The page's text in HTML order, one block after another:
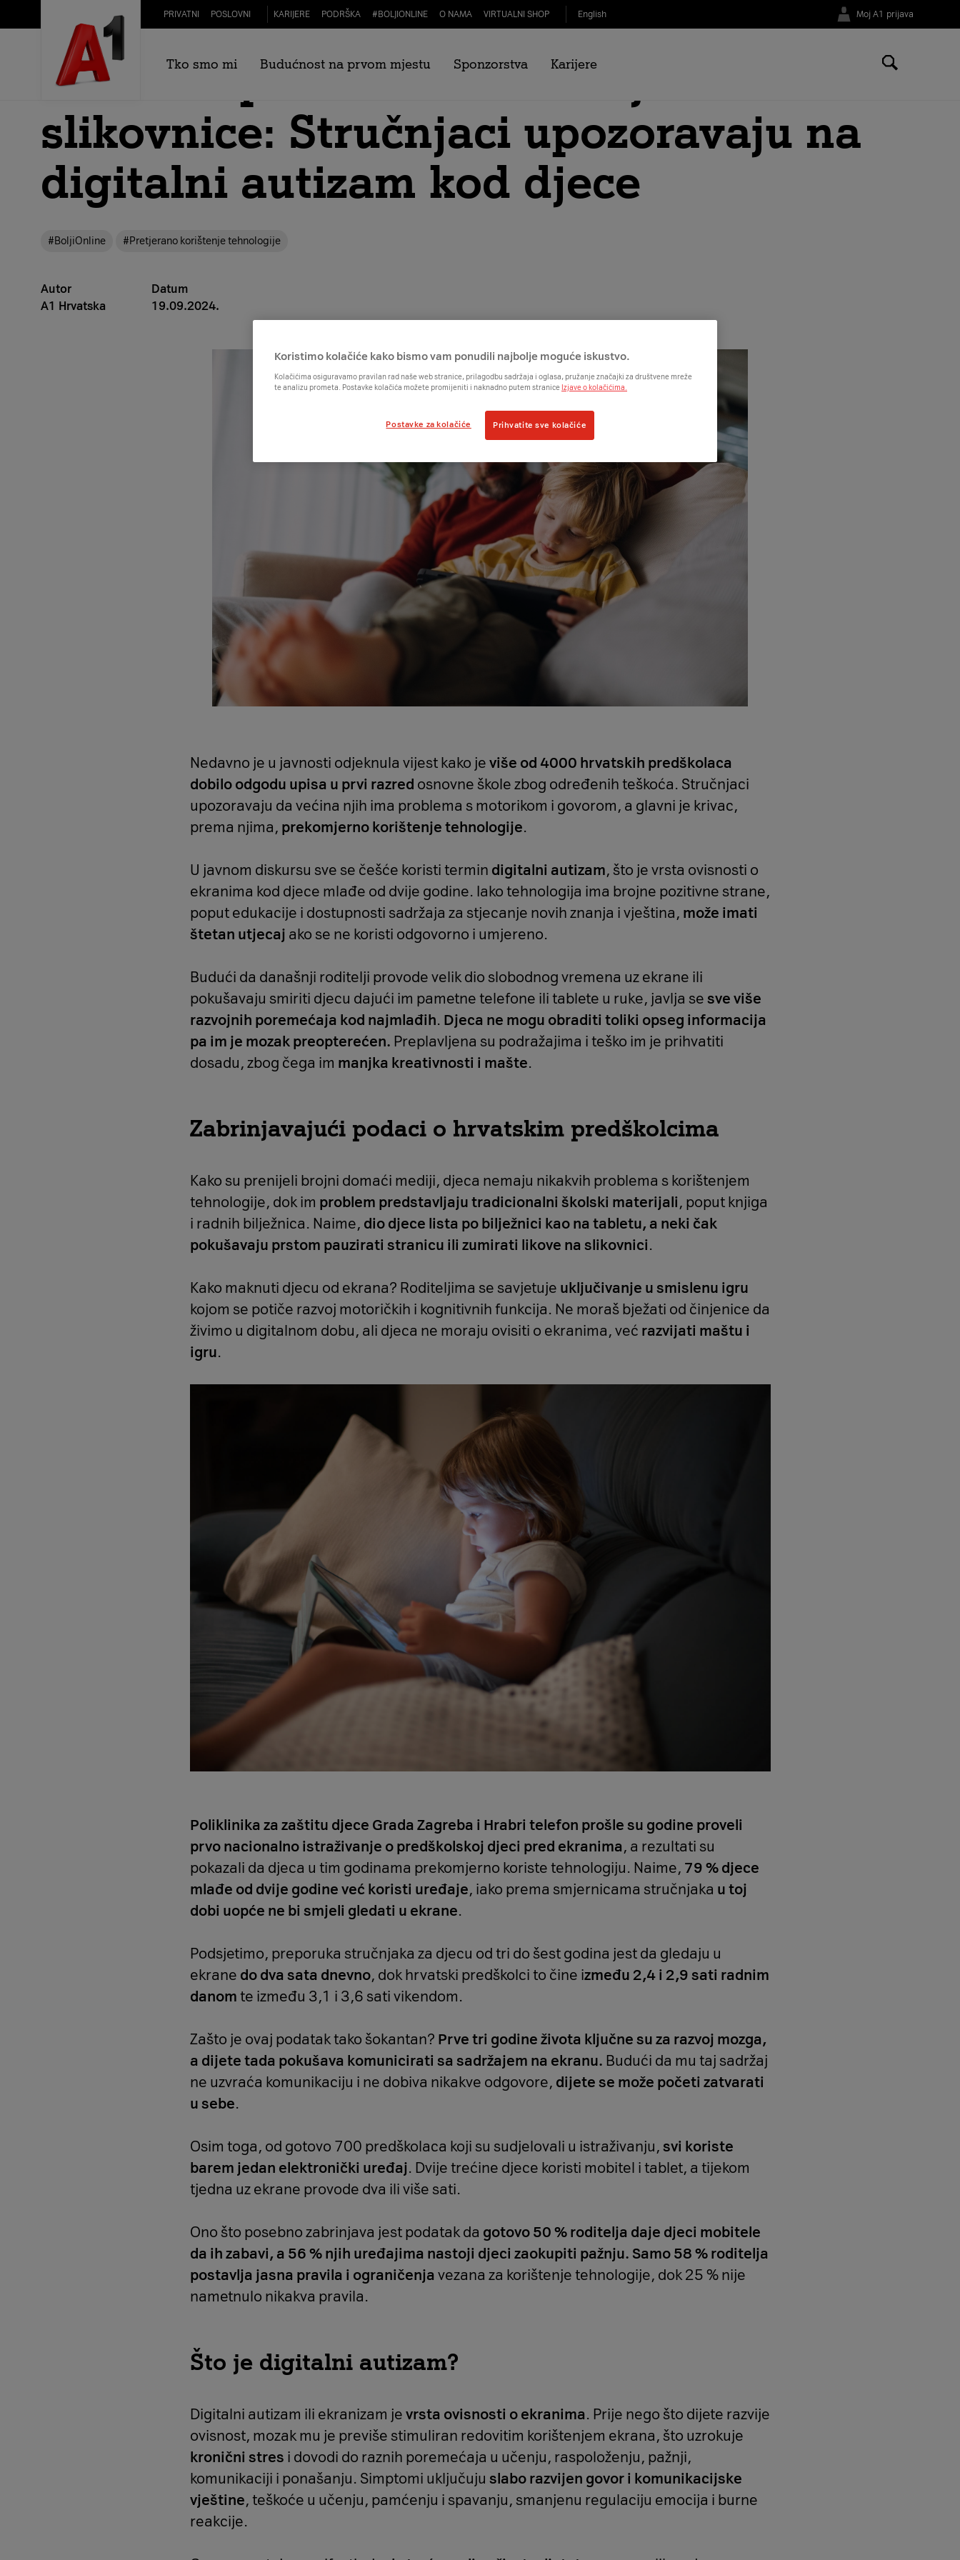
Skip to Main Content PRIVATNI POSLOVNI KARIJERE PODRŠKA # BOLJIONLINE O NAMA VIRTUALNI SHOP English Moj A1 prijava
Tko smo mi Budućnost na prvom mjestu Sponzorstva Karijere
Hrvatski predškolci zumiraju
slikovnice: Stručnjaci upozoravaju na
digitalni autizam kod djece
#BoljiOnline #Pretjerano korištenje tehnologije
Autor
A1 Hrvatska
Datum
19.09.2024.
Nedavno je u javnosti odjeknula vijest kako je više od 4000 hrvatskih predškolaca
dobilo odgodu upisa u prvi razred osnovne škole zbog određenih teškoća. Stručnjaci
upozoravaju da većina njih ima problema s motorikom i govorom, a glavni je krivac,
prema njima, prekomjerno korištenje tehnologije.
U javnom diskursu sve se češće koristi termin digitalni autizam, što je vrsta ovisnosti o
ekranima kod djece mlađe od dvije godine. Iako tehnologija ima brojne pozitivne strane,
poput edukacije i dostupnosti sadržaja za stjecanje novih znanja i vještina, može imati
štetan utjecaj ako se ne koristi odgovorno i umjereno.
Budući da današnji roditelji provode velik dio slobodnog vremena uz ekrane ili
pokušavaju smiriti djecu dajući im pametne telefone ili tablete u ruke, javlja se sve više
razvojnih poremećaja kod najmlađih. Djeca ne mogu obraditi toliki opseg informacija
pa im je mozak preopterećen. Preplavljena su podražajima i teško im je prihvatiti
dosadu, zbog čega im manjka kreativnosti i mašte.
Zabrinjavajući podaci o hrvatskim predškolcima
Kako su prenijeli brojni domaći mediji, djeca nemaju nikakvih problema s korištenjem
tehnologije, dok im problem predstavljaju tradicionalni školski materijali, poput knjiga
i radnih bilježnica. Naime, dio djece lista po bilježnici kao na tabletu, a neki čak
pokušavaju prstom pauzirati stranicu ili zumirati likove na slikovnici.
Kako maknuti djecu od ekrana? Roditeljima se savjetuje uključivanje u smislenu igru
kojom se potiče razvoj motoričkih i kognitivnih funkcija. Ne moraš bježati od činjenice da
živimo u digitalnom dobu, ali djeca ne moraju ovisiti o ekranima, već razvijati maštu i
igru.
Poliklinika za zaštitu djece Grada Zagreba i Hrabri telefon prošle su godine proveli
prvo nacionalno istraživanje o predškolskoj djeci pred ekranima, a rezultati su
pokazali da djeca u tim godinama prekomjerno koriste tehnologiju. Naime, 79 % djece
mlađe od dvije godine već koristi uređaje, iako prema smjernicama stručnjaka u toj
dobi uopće ne bi smjeli gledati u ekrane.
Podsjetimo, preporuka stručnjaka za djecu od tri do šest godina jest da gledaju u
ekrane do dva sata dnevno, dok hrvatski predškolci to čine između 2,4 i 2,9 sati radnim
danom te između 3,1 i 3,6 sati vikendom.
Zašto je ovaj podatak tako šokantan? Prve tri godine života ključne su za razvoj mozga,
a dijete tada pokušava komunicirati sa sadržajem na ekranu. Budući da mu taj sadržaj
ne uzvraća komunikaciju i ne dobiva nikakve odgovore, dijete se može početi zatvarati
u sebe.
Osim toga, od gotovo 700 predškolaca koji su sudjelovali u istraživanju, svi koriste
barem jedan elektronički uređaj. Dvije trećine djece koristi mobitel i tablet, a tijekom
tjedna uz ekrane provode dva ili više sati.
Ono što posebno zabrinjava jest podatak da gotovo 50 % roditelja daje djeci mobitele
da ih zabavi, a 56 % njih uređajima nastoji djeci zaokupiti pažnju. Samo 58 % roditelja
postavlja jasna pravila i ograničenja vezana za korištenje tehnologije, dok 25 % nije
nametnulo nikakva pravila.
Što je digitalni autizam?
Digitalni autizam ili ekranizam je vrsta ovisnosti o ekranima. Prije nego što dijete razvije
ovisnost, mozak mu je previše stimuliran redovitim korištenjem ekrana, što uzrokuje
kronični stres i dovodi do raznih poremećaja u učenju, raspoloženju, pažnji,
komunikaciji i ponašanju. Simptomi uključuju slabo razvijen govor i komunikacijske
vještine, teškoće u učenju, pamćenju i spavanju, smanjenu regulaciju emocija i burne
reakcije.
Koristimo kolačiće kako bismo vam ponudili najbolje moguće iskustvo.
Kolačićima osiguravamo pravilan rad naše web stranice, prilagodbu sadržaja i oglasa, pružanje značajki za društvene mreže
te analizu prometa. Postavke kolačića možete promijeniti i naknadno putem stranice Izjave o kolačićima.
Postavke za kolačiće Prihvatite sve kolačiće